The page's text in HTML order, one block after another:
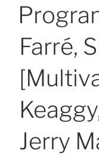
Farré,
Jerry